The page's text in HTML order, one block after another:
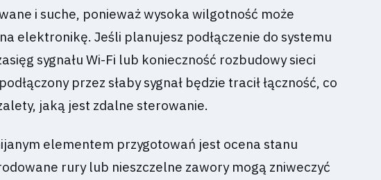
i suche, ponieważ wysoka wilgotność może
elektronikę. Jeśli planujesz podłączenie do systemu
sygnału Wi-Fi lub konieczność rozbudowy sieci
przez słaby sygnał będzie tracił łączność, co
jaką jest zdalne sterowanie.
elementem przygotowań jest ocena stanu
rury lub nieszczelne zawory mogą zniweczyć